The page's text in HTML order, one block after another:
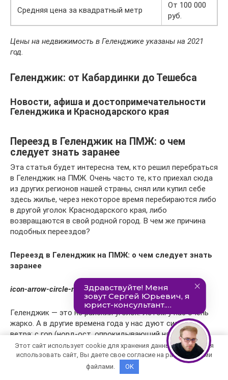
Средняя цена за квадратный метр
От 100 000
руб.
Цены на недвижимость в Геленджике указаны на 2021
год.
Геленджик: от Кабардинки до Тешебса
Новости, афиша и достопримечательности
Геленджика и Краснодарского края
Переезд в Геленджик на ПМЖ: о чем
следует знать заранее
Эта статья будет интересна тем, кто решил перебраться
в Геленджик на ПМЖ. Очень часто те, кто приехал сюда
из других регионов нашей страны, снял или купил себе
здесь жилье, через некоторое время перебираются либо
в другой уголок Краснодарского края, либо
возвращаются в свой родной город. В чем же причина
подобных переездов?
Переезд в Геленджик на ПМЖ: о чем следует знать
заранее
icon-arrow-circle-right Климат
Геленджик — это не райский уголок. Летом у нас очень
жарко. А в другие времена года у нас дуют сильные
ветра: с гор (норд-ост, опрокидывающий на трассе
огромные грузовики, словно игрушечные машинки) и с
моря («моряк», притаскивающий с собой затяжные
Этот сайт использует cookie для хранения данных. Продолжая
использовать сайт, Вы даете свое согласие на работу с этими
файлами.
OK